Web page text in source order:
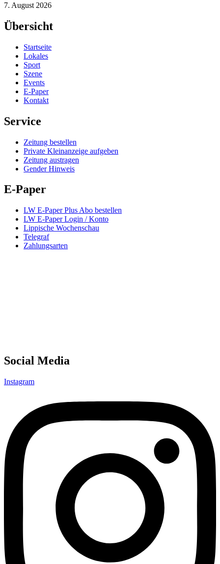
7. August 2026
Übersicht
Startseite
Lokales
Sport
Szene
Events
E-Paper
Kontakt
Service
Zeitung bestellen
Private Kleinanzeige aufgeben
Zeitung austragen
Gender Hinweis
E-Paper
LW E-Paper Plus Abo bestellen
LW E-Paper Login / Konto
Lippische Wochenschau
Telegraf
Zahlungsarten
Social Media
Instagram